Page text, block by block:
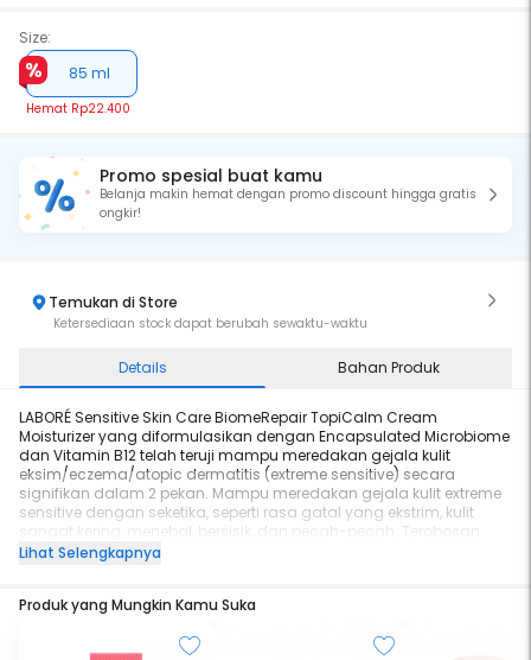
Size:
85 ml
Hemat Rp22.400
Promo spesial buat kamu
Belanja makin hemat dengan promo discount hingga gratis
ongkir!
Temukan di Store
Ketersediaan stock dapat berubah sewaktu-waktu
Details Bahan Produk
LABORÉ Sensitive Skin Care BiomeRepair TopiCalm Cream
Moisturizer yang diformulasikan dengan Encapsulated Microbiome
dan Vitamin B12 telah teruji mampu meredakan gejala kulit
eksim/eczema/atopic dermatitis (extreme sensitive) secara
signifikan dalam 2 pekan. Mampu meredakan gejala kulit extreme
sensitive dengan seketika, seperti rasa gatal yang ekstrim, kulit
sangat kering, menebal, bersisik, dan pecah-pecah. Terobosan
formula TopiCalm Relief System membantu mengurangi produksi
formulasi dan pengujian bersama local & global skin expert pada
Diformulasikan dengan TopiCalm Relief System:
Lihat Selengkapnya
Produk yang Mungkin Kamu Suka